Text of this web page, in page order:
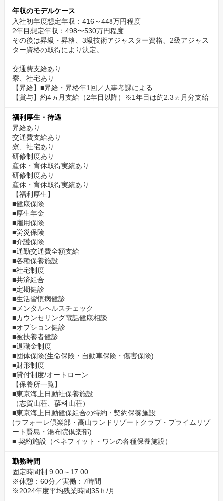
年収のモデルケース
入社初年度想定年収：416～448万円程度
2年目想定年収：498〜530万円程度
その後は昇級・昇格、3級技術アジャスター資格、2級アジャス
ター資格の取得により決定。
交通費支給あり
寮、社宅あり
【昇給】■昇給・昇格年1回／人事考課による
【賞与】約4ヵ月支給（2年目以降）※1年目は約2.3ヵ月分支給
福利厚生・待遇
昇給あり
交通費支給あり
寮、社宅あり
研修制度あり
産休・育休取得実績あり
研修制度あり
産休・育休取得実績あり
【福利厚生】
■健康保険
■厚生年金
■雇用保険
■労災保険
■介護保険
■通勤交通費全額支給
■各種保養施設
■社宅制度
■共済組合
■定期健診
■生活習慣病健診
■メンタルヘルスチェック
■カウンセリング電話健康相談
■オプション健診
■被扶養者健診
■退職金制度
■団体保険(生命保険・自動車保険・傷害保険)
■財形制度
■貸付制度/オートローン
【保養所一覧】
■東京海上日動社保養施設
（志賀山荘、蓼科山荘）
■東京海上日動健保組合の特約・契約保養施設
(ラフォーレ倶楽部・高山ランドリゾートクラブ・プライムリゾ
ート賢島・湯布院倶楽部)
■ 契約施設（ベネフィット・ワンの各種保養施設）
勤務時間
固定時間制 9:00～17:00
※休憩：60分／実働：7時間
※2024年度平均残業時間35ｈ/月